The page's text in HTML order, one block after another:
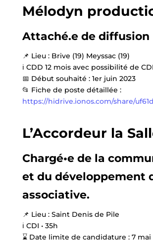
Mélodyn
Attaché.e de diffusion
📌 Lieu : Brive (19) Meyssac (19)
ℹ️ CDD 12 mois avec possibilité de CDI
📅 Début souhaité : 1er juin 2023
📂 Fiche de poste détaillée :
https://hidrive.ionos.com/share/
L’Accordeur la
Chargé•e de la
et du développement
associative.
📌 Lieu : Saint Denis de Pile
ℹ️ CDI • 35h
⌛Date limite de candidature : 7 mai